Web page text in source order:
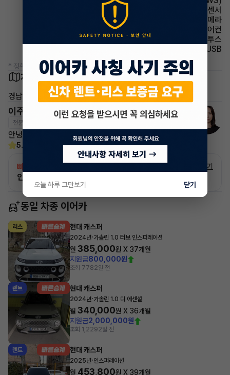
주차보조 후방감지센서
주차보조 후방카메라
에어컨 풀오토에어컨
유무선단자 블루투스
유무선단자 USB
* 정확한 정보는 판매자와 반드시 확인하시기 바랍니다.
차량 위치
경남 남해군
이주하 매니저
전문교육수료
안녕하세요 이어카 매니저 이주하입니다
5.0
빠른승계
인증 차량으로 승계하는 이유?
자세히 보기
동일 차종 이어카
리스 현대 캐스퍼
2024년·가솔린 1.0 터보 인스퍼레이션
월 385,000원 X 37개월
지원금800,000원
조회 7782일 전
렌트 현대 캐스퍼
2024년·가솔린 1.0 디 에센셜
월 340,000원 X 36개월
지원금2,000,000원
조회 1,2292일 전
렌트 현대 캐스퍼
2025년·인스퍼레이션
월 453,800원 X 39개월
오늘 하루 그만보기 닫기